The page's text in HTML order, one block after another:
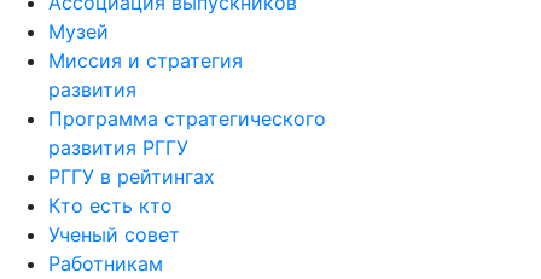
Миссия и стратегия
развития
Программа стратегического
развития РГГУ
РГГУ в рейтингах
Кто есть кто
Ученый совет
Работникам
Нормативные документы